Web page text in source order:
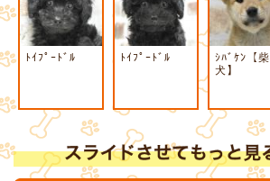
ﾄｲﾌﾟｰﾄﾞﾙ ﾄｲﾌﾟｰﾄﾞﾙ
ｼﾊﾞｹﾝ【柴
犬】